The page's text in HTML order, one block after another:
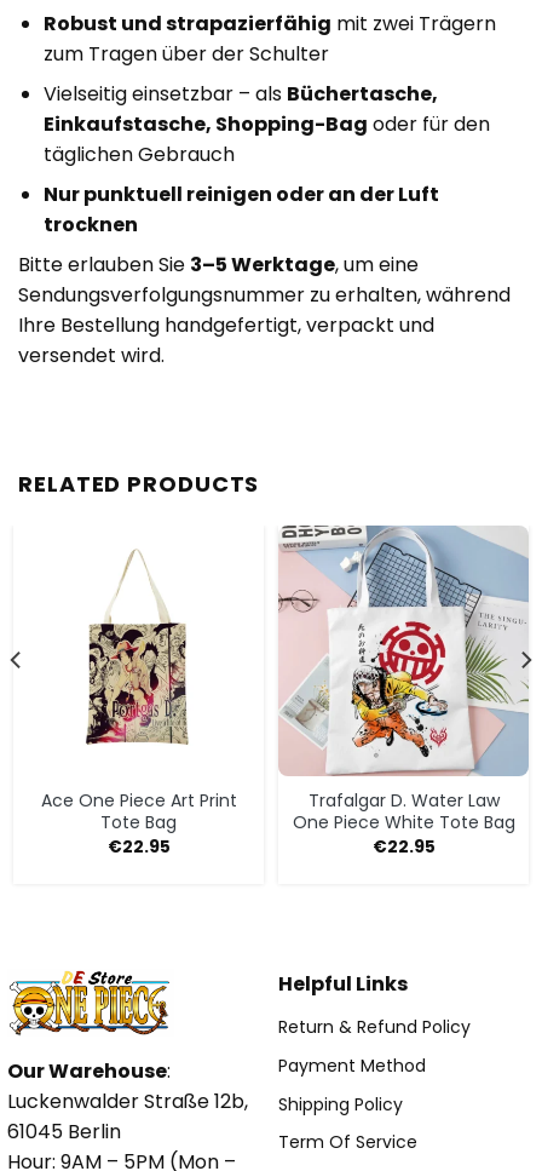
Robust und strapazierfähig mit zwei Trägern
zum Tragen über der Schulter
Vielseitig einsetzbar – als Büchertasche,
Einkaufstasche, Shopping-Bag oder für den
täglichen Gebrauch
Nur punktuell reinigen oder an der Luft
trocknen
Bitte erlauben Sie 3–5 Werktage, um eine
Sendungsverfolgungsnummer zu erhalten, während
Ihre Bestellung handgefertigt, verpackt und
versendet wird.
RELATED PRODUCTS
Ace One Piece Art Print
Tote Bag
€22.95
Trafalgar D. Water Law
One Piece White Tote Bag
€22.95
Our Warehouse:
Luckenwalder Straße 12b,
61045 Berlin
Hour: 9AM – 5PM (Mon –
Helpful Links
Return & Refund Policy
Payment Method
Shipping Policy
Term Of Service